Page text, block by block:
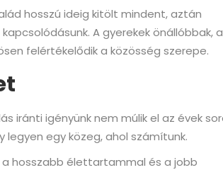
hosszú ideig kitölt mindent, aztán
A gyerekek önállóbbak, a
felértékelődik a közösség szerepe.
iránti igényünk nem múlik el az évek
egy közeg, ahol számítunk.
hosszabb élettartammal és a jobb